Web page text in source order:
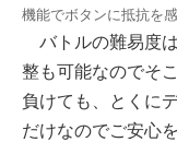
機能でボタンに抵抗を
バトルの難易度
整も可能なのでそ
負けても、とくに
だけなのでご安心を